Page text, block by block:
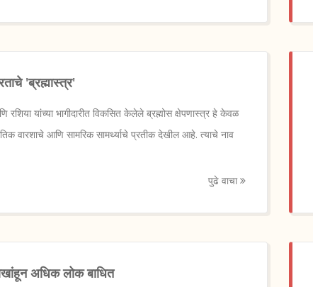
'ब्रह्मास्त्र'
यांच्या भागीदारीत विकसित केलेले ब्रह्मोस क्षेपणास्त्र हे केवळ
वारशाचे आणि सामरिक सामर्थ्याचे प्रतीक देखील आहे. त्याचे नाव
पुढे वाचा
अधिक लोक बाधित